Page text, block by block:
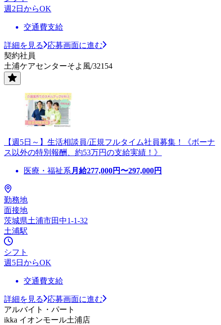
週2日からOK
交通費支給
詳細を見る
応募画面に進む
契約社員
土浦ケアセンターそよ風/32154
【週5日～】生活相談員/正規フルタイム社員募集！《ボーナ
ス以外の特別報酬、約53万円の支給実績！》
医療・福祉系 月給277,000円〜297,000円
勤務地
面接地
茨城県土浦市田中1-1-32
土浦駅
シフト
週5日からOK
交通費支給
詳細を見る
応募画面に進む
アルバイト・パート
ikka イオンモール土浦店